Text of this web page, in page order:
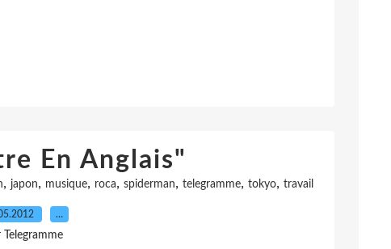
En Anglais"
, japon, musique, roca, spiderman, telegramme, tokyo, travail
…
Telegramme